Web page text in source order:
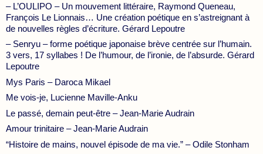
– L’OULIPO – Un mouvement littéraire, Raymond Queneau,
François Le Lionnais… Une création poétique en s’astreignant à
de nouvelles règles d’écriture. Gérard Lepoutre
– Senryu – forme poétique japonaise brève centrée sur l’humain.
3 vers, 17 syllabes ! De l’humour, de l’ironie, de l’absurde. Gérard
Lepoutre
Mys Paris – Daroca Mikael
Me vois-je, Lucienne Maville-Anku
Le passé, demain peut-être – Jean-Marie Audrain
Amour trinitaire – Jean-Marie Audrain
“Histoire de mains, nouvel épisode de ma vie.” – Odile Stonham